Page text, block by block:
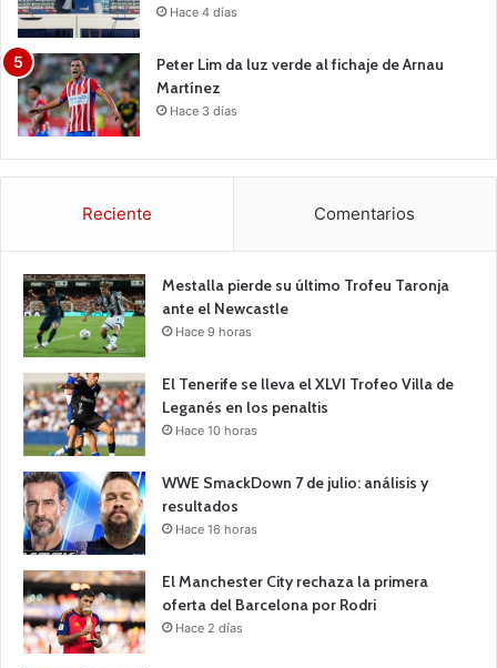
Hace 4 días
Peter Lim da luz verde al fichaje de Arnau
Martínez
Hace 3 días
Reciente Comentarios
Mestalla pierde su último Trofeu Taronja
ante el Newcastle
Hace 9 horas
El Tenerife se lleva el XLVI Trofeo Villa de
Leganés en los penaltis
Hace 10 horas
WWE SmackDown 7 de julio: análisis y
resultados
Hace 16 horas
El Manchester City rechaza la primera
oferta del Barcelona por Rodri
Hace 2 días